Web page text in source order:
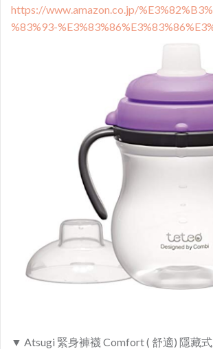
https://www.amazon.co.jp/
%83%93-
▼ Atsugi 緊身褲襪 Comfort ( 舒適) 隱藏